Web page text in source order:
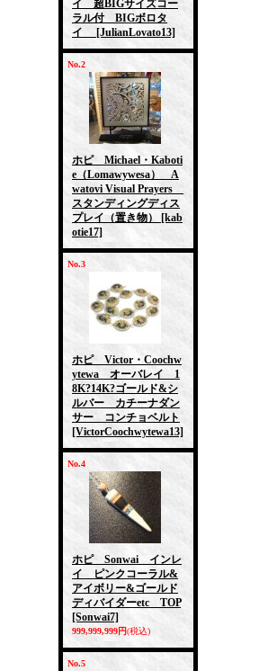
イ 超BIGサイズコー
ラル付 BIGボロタ
イ
[JulianLovato13]
No.2
ホピ Michael・Kaboti
e（Lomawywesa） A
watovi Visual Prayers
スタンディングディス
プレイ（置き物）
[kab
otie17]
No.3
ホピ Victor・Coochw
ytewa オーバレイ 1
8K?14K?ゴールド&シ
ルバー カチーナダン
サー コンチョベルト
[VictorCoochwytewa13]
No.4
ホピ Sonwai インレ
イ ピンクコーラル&
アイボリー&ゴールド
ディバイダーetc TOP
[Sonwai7]
999,999,999円(税込)
No.5